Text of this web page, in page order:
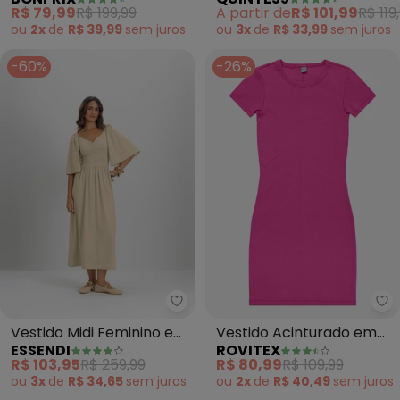
R$ 79,99R$ 199,99
ou 2x de R$ 39,99 sem juros
A partir deR$ 101,99R$
ou 3x de R$ 33,99 sem juros
-60%
Essendi - Vestido Midi
Vestido Midi Feminino em
Cotton (Natural)
ESSENDI
R$ 103,95R$ 259,99
ou 3x de R$ 34,65 sem juros
-26%
Vestido Acinturado em
Ribana Canelada (Rosa)
ROVITEX
R$ 80,99R$ 109,99
ou 2x de R$ 40,49 sem juros